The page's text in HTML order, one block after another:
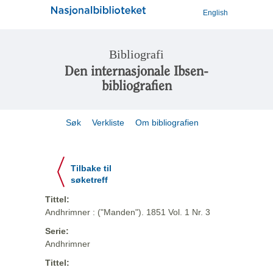
English
Bibliografi
Den internasjonale Ibsen-
bibliografien
Søk Verkliste Om bibliografien
Tilbake til
søketreff
Tittel:
Andhrimner : ("Manden"). 1851 Vol. 1 Nr. 3
Serie:
Andhrimner
Tittel: